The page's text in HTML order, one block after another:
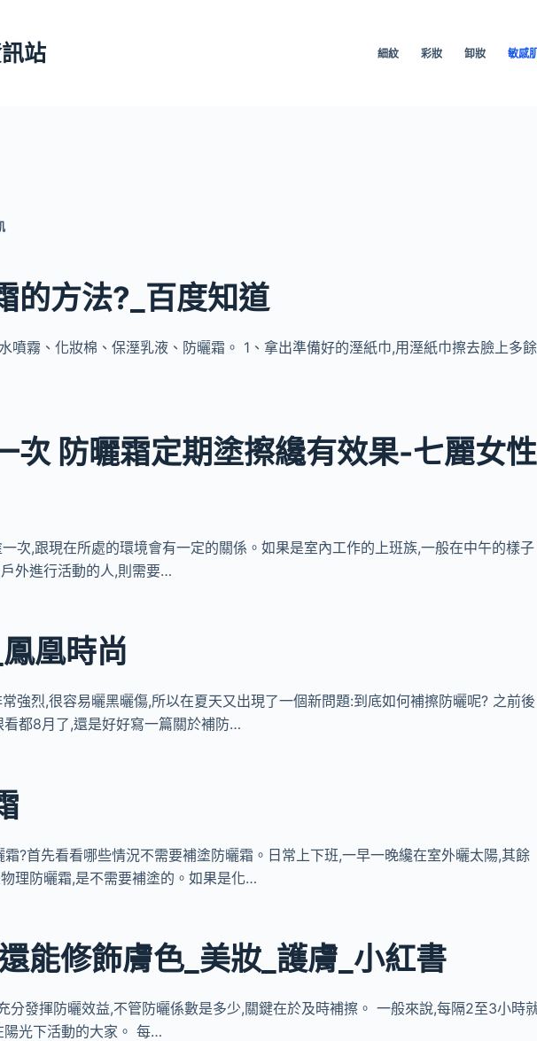
站 細紋 彩妝 卸妝 敏感
的方法?_百度知道
噴霧、化妝棉、保溼乳液、防曬霜。 1、拿出準備好的溼紙巾,用溼紙巾擦去臉上多餘
次 防曬霜定期塗擦纔有效果-七麗女性
次,跟現在所處的環境會有一定的關係。如果是室內工作的上班族,一般在中午的樣子
外進行活動的人,則需要…
凰時尚
強烈,很容易曬黑曬傷,所以在夏天又出現了一個新問題:到底如何補擦防曬呢? 之前後
都8月了,還是好好寫一篇關於補防…
霜?首先看看哪些情況不需要補塗防曬霜。日常上下班,一早一晚纔在室外曬太陽,其餘
理防曬霜,是不需要補塗的。如果是化…
能修飾膚色_美妝_護膚_小紅書
分發揮防曬效益,不管防曬係數是多少,關鍵在於及時補擦。 一般來說,每隔2至3小時
陽光下活動的大家。 每…